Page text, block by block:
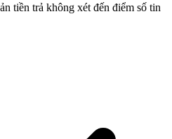
tiền trả không xét đến điểm số tin